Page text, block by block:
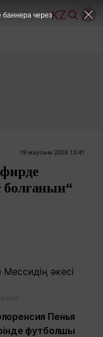
19 маусым 2026 13:41
болғанын“
Пенья
футболшы
баннера через